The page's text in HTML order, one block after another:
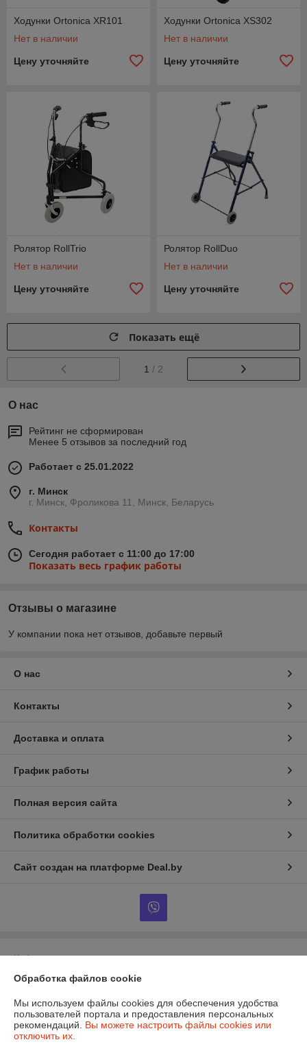
Ходунки Ortonica XR101
Нет в наличии
Цену уточняйте
Ходунки Ortonica XS302
Нет в наличии
Цену уточняйте
Ролятор RollTrio
Нет в наличии
Цену уточняйте
Ролятор RollDuo
Нет в наличии
Цену уточняйте
Показать ещё
1 / 2
О нас
Рейтинг не сформирован
Менее 5 отзывов за последний год
Работает с 25.01.2022
г. Минск
г. Минск, Фроликова 11, Минск, Беларусь
Контакты
Сегодня работает с 11:00 до 17:00
Показать весь график работы
Отзывы о магазине
У компании пока нет отзывов, добавьте первый
О нас
Контакты
Доставка и оплата
График работы
Полная версия сайта
Политика обработки cookies
Сайт создан на платформе Deal.by
Информация для покупателя
Юридическое лицо:Общество с ограниченной ответственностью «Эко
РБ, 220005, г. Минск, ул. Гикало 20а
Регистрационный номер ЕГР: 193572982
Обработка файлов cookie
Мы используем файлы cookies для обеспечения удобства
пользователей портала и предоставления персональных
рекомендаций. Вы можете настроить файлы cookies или
отключить их.